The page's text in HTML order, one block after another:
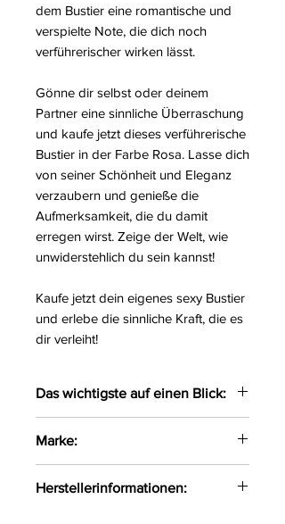
dem Bustier eine romantische und
verspielte Note, die dich noch
verführerischer wirken lässt.
Gönne dir selbst oder deinem
Partner eine sinnliche Überraschung
und kaufe jetzt dieses verführerische
Bustier in der Farbe Rosa. Lasse dich
von seiner Schönheit und Eleganz
verzaubern und genieße die
Aufmerksamkeit, die du damit
erregen wirst. Zeige der Welt, wie
unwiderstehlich du sein kannst!
Kaufe jetzt dein eigenes sexy Bustier
und erlebe die sinnliche Kraft, die es
dir verleiht!
Das wichtigste auf einen Blick:
gefertigt aus zarter Spitze
Mit eingearbeiteten Bügeln
sowie verstellbaren Trägern
Marke:
Herstellerinformationen: